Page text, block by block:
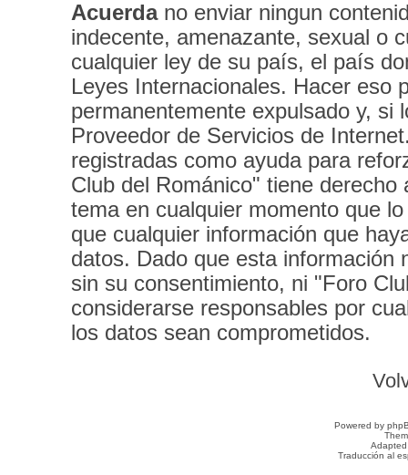
Acuerdano enviar ningun
indecente, amenazante, sexual o
cualquier ley de su país, el país
Leyes Internacionales. Hacer eso
permanentemente expulsado y, si
Proveedor de Servicios de
registradas como ayuda para
Club del Románico" tiene
tema en cualquier momento que
que cualquier información que
datos. Dado que esta información
sin su consentimiento, ni "Foro
considerarse responsables por
los datos sean comprometidos.
Powered by
Traducción al